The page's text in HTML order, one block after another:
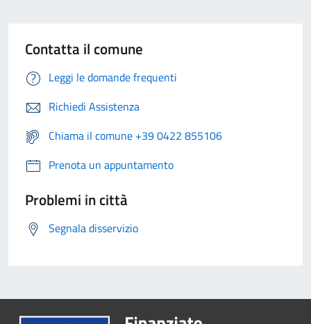
Contatta il comune
Leggi le domande frequenti
Richiedi Assistenza
Chiama il comune +39 0422 855106
Prenota un appuntamento
Problemi in città
Segnala disservizio